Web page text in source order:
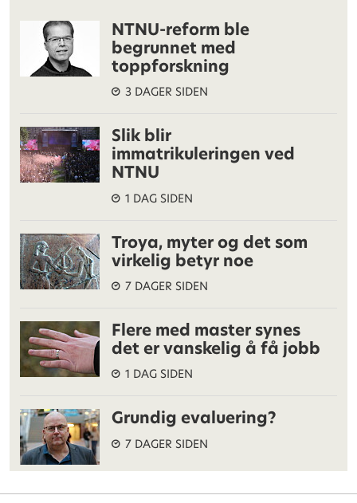
NTNU-reform ble
begrunnet med
toppforskning
3 DAGER SIDEN
Slik blir
immatrikuleringen ved
NTNU
1 DAG SIDEN
Troya, myter og det som
virkelig betyr noe
7 DAGER SIDEN
Flere med master synes
det er vanskelig å få jobb
1 DAG SIDEN
Grundig evaluering?
7 DAGER SIDEN